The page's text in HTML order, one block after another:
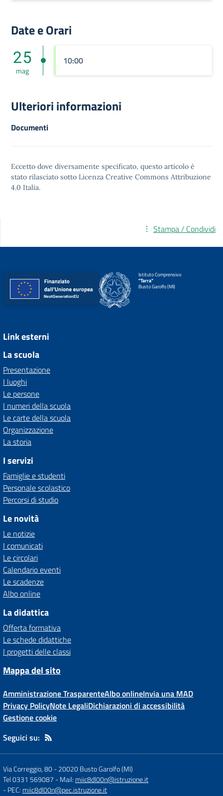
Date e Orari
25
mag
10:00
Ulteriori informazioni
Documenti
Eccetto dove diversamente specificato, questo articolo è
stato rilasciato sotto Licenza Creative Commons Attribuzione
4.0 Italia.
Stampa / Condividi
Istituto Comprensivo
"Tarra"
Busto Garolfo (MI)
Link esterni
La scuola
Presentazione
I luoghi
Le persone
I numeri della scuola
Le carte della scuola
Organizzazione
La storia
I servizi
Famiglie e studenti
Personale scolastico
Percorsi di studio
Le novità
Le notizie
I comunicati
Le circolari
Calendario eventi
Le scadenze
Albo online
La didattica
Offerta formativa
Le schede didattiche
I progetti delle classi
Mappa del sito
Amministrazione TrasparenteAlbo onlineInvia una MAD
Privacy PolicyNote LegaliDichiarazioni di accessibilità
Gestione cookie
Seguici su:
Via Correggio, 80-20020 Busto Garolfo (MI)
Tel 0331 569087 - Mail: miic8dl00n@istruzione.it
- PEC: miic8dl00n@pec.istruzione.it